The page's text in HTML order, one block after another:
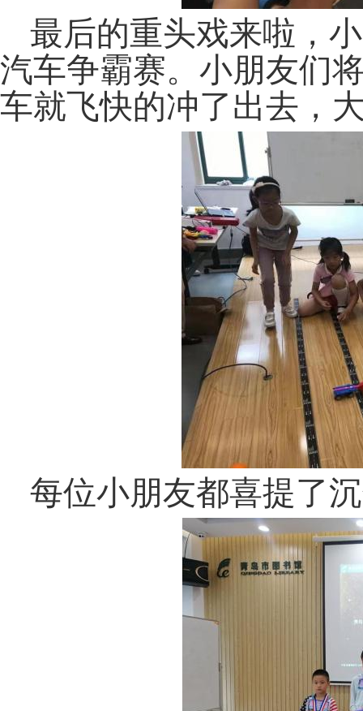
最后的重头戏来啦，
汽车争霸赛。小朋友们
车就飞快的冲了出去，
每位小朋友都喜提了